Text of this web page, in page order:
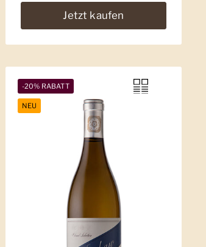
Jetzt kaufen
-20% RABATT
NEU